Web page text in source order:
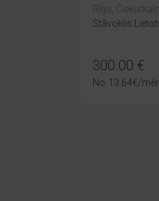
Rīga,
Stāvoklis
300.00 €
No 13.64€/